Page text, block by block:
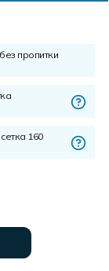
пропитки
160